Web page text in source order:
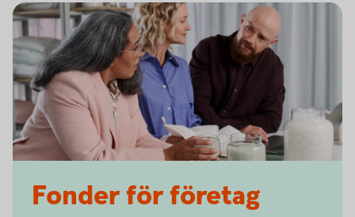
Fonder för företag